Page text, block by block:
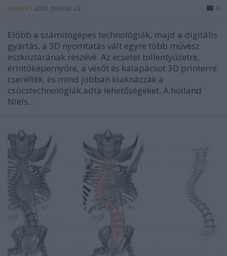
ferenck • 2024. február 23. 0
Előbb a számítógépes technológiák, majd a digitális
gyártás, a 3D nyomtatás vált egyre több művész
eszköztárának részévé. Az ecsetet billentyűzetre,
érintőképernyőre, a vésőt és kalapácsot 3D printerre
cserélték, és mind jobban kiaknázzák a
csúcstechnológiák adta lehetőségeket. A holland
Niels…